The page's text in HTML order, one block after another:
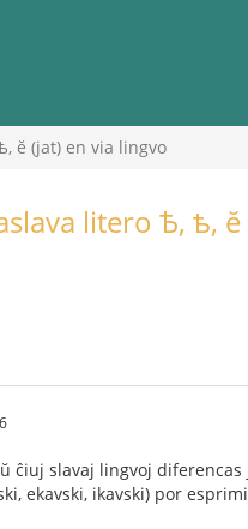
ĕ (jat) en via lingvo
litero Ѣ, ѣ,
ĉiuj slavaj lingvoj
ekavski, ikavski) por